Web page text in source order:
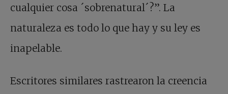
cualquier cosa ´sobrenatural´?”. La
naturaleza es todo lo que hay y su ley es
inapelable.
Escritores similares rastrearon la creencia